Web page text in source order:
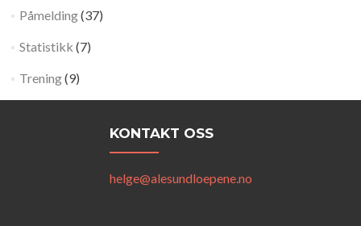
Påmelding(37)
Statistikk (7)
Trening(9)
KONTAKT OSS
helge@alesundloepene.no